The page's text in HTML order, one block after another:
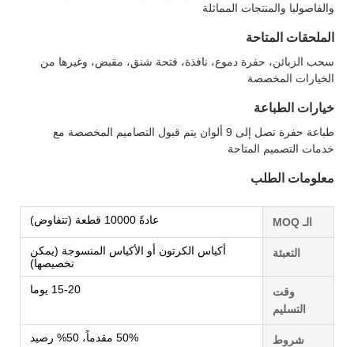
والفاصوليا والمنتجات المماثلة
الملحقات المتاحة
سحب الزبائن، حفرة دموع، نافذة، فتحة شنق، مقبض، وغيرها من
الخيارات المخصصة
خيارات الطباعة
طباعة حفرة تصل إلى 9 ألوان يتم قبول التصاميم المخصصة مع
خدمات التصميم المتاحة
معلومات الطلب
الـ MOQ عادةً 10000 قطعة (تتفاوض)
التعبئة
أكياس الكرتون أو الأكياس المنسوجة (يمكن
تخصيصها)
وقت
التسليم
15-20 يوما
شروط
50% مقدماً، 50% رصيد